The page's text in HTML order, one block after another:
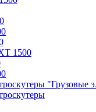
1500
"Грузовые